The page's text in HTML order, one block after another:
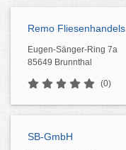
Remo Fliesenhandels
Eugen-Sänger-Ring 7a
85649 Brunnthal
(0)
SB-GmbH